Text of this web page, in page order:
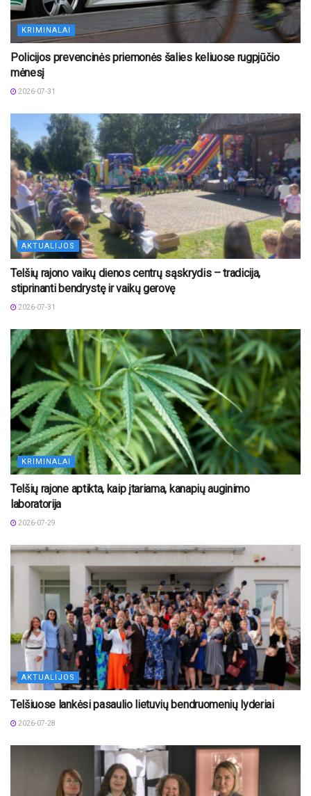
KRIMINALAI
Policijos prevencinės priemonės šalies keliuose rugpjūčio
mėnesį
2026-07-31
AKTUALIJOS
Telšių rajono vaikų dienos centrų sąskrydis – tradicija,
stiprinanti bendrystę ir vaikų gerovę
2026-07-31
KRIMINALAI
Telšių rajone aptikta, kaip įtariama, kanapių auginimo
laboratorija
2026-07-29
AKTUALIJOS
Telšiuose lankėsi pasaulio lietuvių bendruomenių lyderiai
2026-07-28